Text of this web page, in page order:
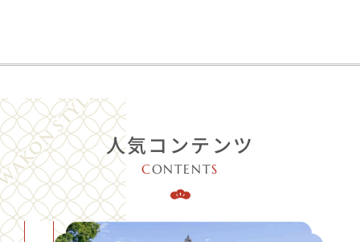
人気コンテンツ
CONTENTS